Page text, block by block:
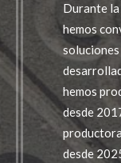
Durante
hemos
hemos
desde
desde